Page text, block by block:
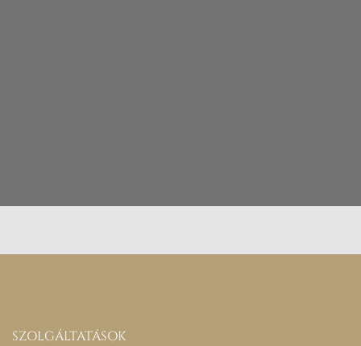
SZOLGÁLTATÁSOK